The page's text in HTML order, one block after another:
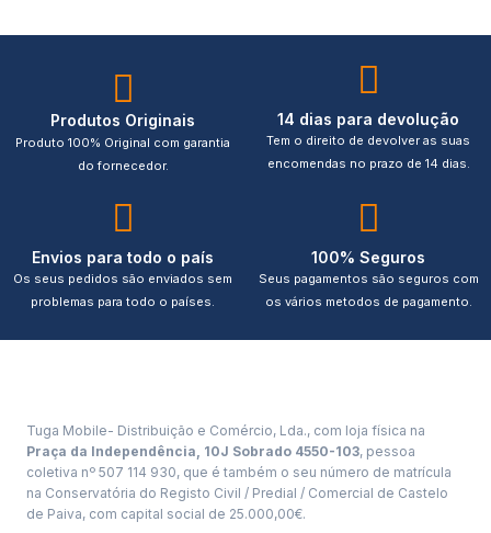
Produtos Originais
Produto 100% Original com garantia
do fornecedor.
14 dias para devolução
Tem o direito de devolver as suas
encomendas no prazo de 14 dias.
Envios para todo o país
Os seus pedidos são enviados sem
problemas para todo o países.
100% Seguros
Seus pagamentos são seguros com
os vários metodos de pagamento.
Tuga Mobile- Distribuição e Comércio, Lda., com loja física na
Praça da Independência, 10J Sobrado 4550-103, pessoa
coletiva nº 507 114 930, que é também o seu número de matrícula
na Conservatória do Registo Civil / Predial / Comercial de Castelo
de Paiva, com capital social de 25.000,00€.